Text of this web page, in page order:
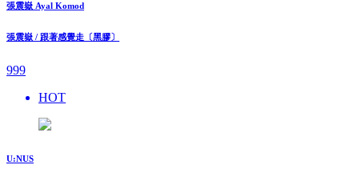
張震嶽 Ayal Komod
張震嶽 / 跟著感覺走〔黑膠〕
999
HOT
U:NUS